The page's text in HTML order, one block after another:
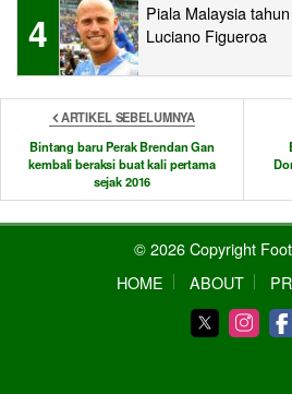
4
Piala Malaysia
Luciano Figueroa
ARTIKEL SEBELUMNYA
Bintang baru Perak Brendan Gan
kembali beraksi buat kali pertama
sejak 2016
© 2026 Copyright
HOME
ABOUT